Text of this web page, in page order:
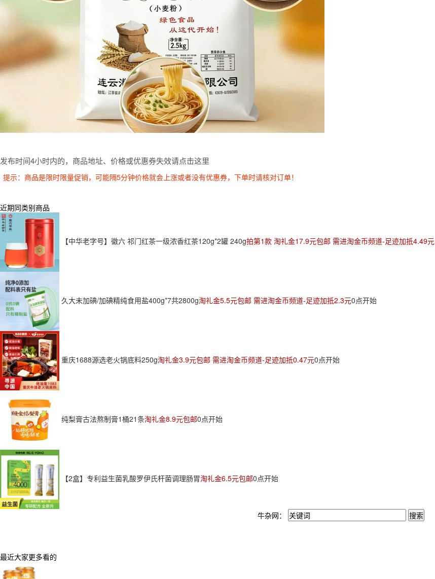
发布时间4小时内的，商品地址、价格或优惠券失效请点击这里
提示：商品是限时限量促销，可能隔5分钟价格就会上涨或者没有优惠券，下单时请核对订单！
近期同类别商品
【中华老字号】徽六 祁门红茶一级浓香红茶120g*2罐 240g拍第1款 淘礼金17.9元包邮 需进淘金币频道-足迹加抵4.49元
久大未加碘/加碘精纯食用盐400g*7共2800g淘礼金5.5元包邮 需进淘金币频道-足迹加抵2.3元0点开始
重庆1688源选老火锅底料250g淘礼金3.9元包邮 需进淘金币频道-足迹加抵0.47元0点开始
纯梨膏古法熬制膏1桶21条淘礼金8.9元包邮0点开始
【2盒】专利益生菌乳酸罗伊氏杆菌调理肠胃淘礼金6.5元包邮0点开始
牛杂网：
最近大家更多看的